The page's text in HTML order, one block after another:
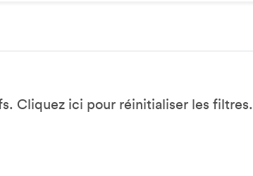
Cliquez ici pour réinitialiser les filtres.